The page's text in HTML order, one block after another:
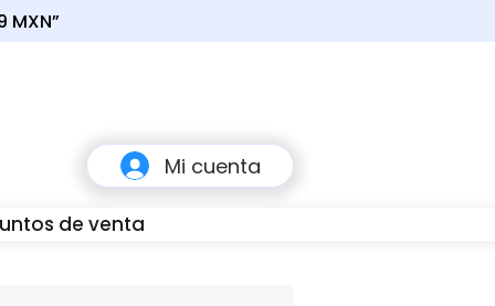
Mi cuenta
de venta